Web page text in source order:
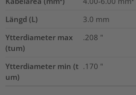
Längd (L)
3.0 mm
Ytterdiameter max
(tum)
.208 "
Ytterdiameter min (t
um)
.170 "